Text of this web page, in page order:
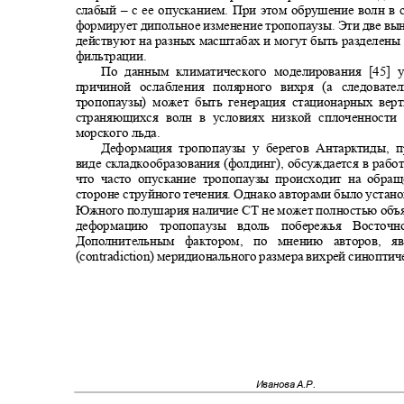
слабый–с ее опусканием. При этом обрушение волн
формирует дипольное изменение тропопаузы. Эти две
действуют на разных масштабах и могут быть
фильтрации.
По данным климатического моделирования [45]
причиной ослабления полярного вихря (а
тропопаузы) может быть генерация стационарных
страняющихся волн в условиях низкой
морского льда.
Деформация тропопаузы у берегов
виде складкообразования (фолдинг), обсуждается в
что часто опускание тропопаузы происходит на
стороне струйного течения. Однако авторами было
Южного полушария наличие СТ не может полностью
деформацию тропопаузы вдоль побережья
Дополнительным фактором, по мнению авторов,
(contradiction) меридионального размера вихрей
Иванова А.Р.